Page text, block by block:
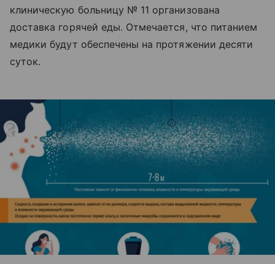
клиническую больницу № 11 организована
доставка горячей еды. Отмечается, что питанием
медики будут обеспечены на протяжении десяти
суток.